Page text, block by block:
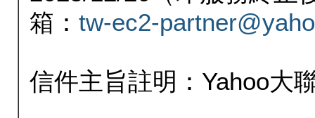
箱： tw-ec2-
信件主旨註明：Yahoo大